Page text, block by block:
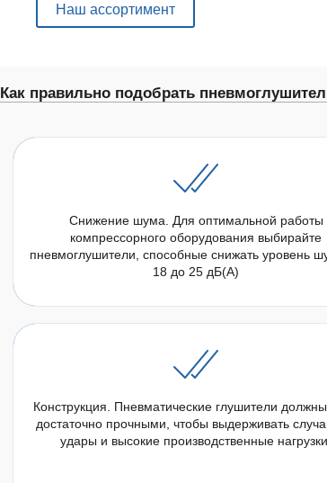
Наш ассортимент
Как правильно подобрать
Снижение шума. Для оптимальной работы
компрессорного оборудования выбирайте
пневмоглушители, способные снижать уровень
18 до 25 дБ(А)
Конструкция. Пневматические глушители
достаточно прочными, чтобы выдерживать
удары и высокие производственные нагрузки.